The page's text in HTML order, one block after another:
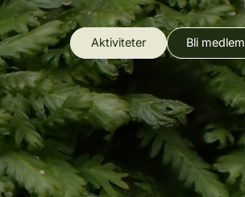
Aktiviteter Bli medlem